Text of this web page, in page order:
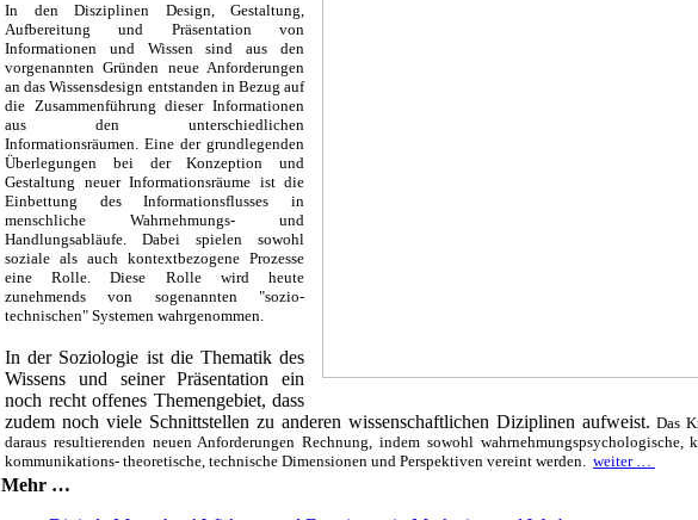
In den Disziplinen Design, Gestaltung,
Aufbereitung und Präsentation von
Informationen und Wissen sind aus den
vorgenannten Gründen neue Anforderungen
an das Wissensdesign entstanden in Bezug auf
die Zusammenführung dieser Informationen
aus den unterschiedlichen
Informationsräumen. Eine der grundlegenden
Überlegungen bei der Konzeption und
Gestaltung neuer Informationsräume ist die
Einbettung des Informationsflusses in
menschliche Wahrnehmungs- und
Handlungsabläufe. Dabei spielen sowohl
soziale als auch kontextbezogene Prozesse
eine Rolle. Diese Rolle wird heute
zunehmends von sogenannten "sozio-
technischen" Systemen wahrgenommen.
In der Soziologie ist die Thematik des
Wissens und seiner Präsentation ein
noch recht offenes Themengebiet, dass
zudem noch viele Schnittstellen zu anderen wissenschaftlichen Diziplinen aufweist. Das
daraus resultierenden neuen Anforderungen Rechnung, indem sowohl wahrnehmungspsychologische,
kommunikations- theoretische, technische Dimensionen und Perspektiven vereint werden. weiter …
Mehr …